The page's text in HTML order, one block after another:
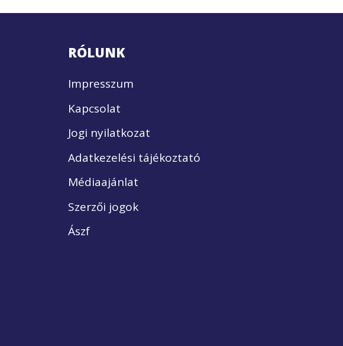
RÓLUNK
Impresszum
Kapcsolat
Jogi nyilatkozat
Adatkezelési tájékoztató
Médiaajánlat
Szerzői jogok
Ászf